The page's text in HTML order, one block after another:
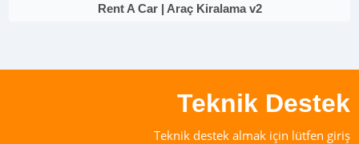
Rent A Car | Araç Kiralama v2
Teknik Destek
Teknik destek almak için lütfen giriş